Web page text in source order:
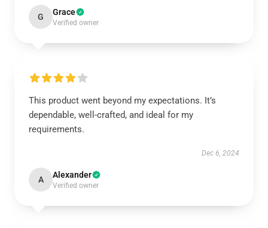
G Grace
Verified owner
This product went beyond my expectations. It’s
dependable, well-crafted, and ideal for my
requirements.
Dec 6, 2024
A Alexander
Verified owner